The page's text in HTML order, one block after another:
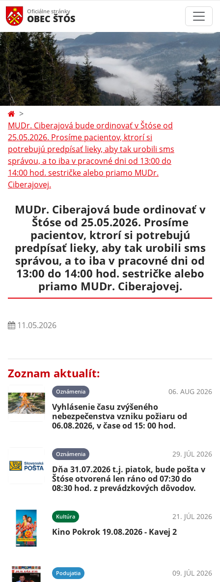
Oficiálne stránky
OBEC ŠTÓS
MUDr. Ciberajová bude ordinovať v Štóse od
25.05.2026. Prosíme pacientov, ktrorí si
potrebujú predpísať lieky, aby tak urobili sms
správou, a to iba v pracovné dni od 13:00 do
14:00 hod. sestričke alebo priamo MUDr.
Ciberajovej.
MUDr. Ciberajová bude ordinovať v
Štóse od 25.05.2026. Prosíme
pacientov, ktrorí si potrebujú
predpísať lieky, aby tak urobili sms
správou, a to iba v pracovné dni od
13:00 do 14:00 hod. sestričke alebo
priamo MUDr. Ciberajovej.
11.05.2026
Zoznam aktualít:
Oznámenia 06. AUG 2026
Vyhlásenie času zvýšeného
nebezpečenstva vzniku požiaru od
06.08.2026, v čase od 15: 00 hod.
Oznámenia 29. JÚL 2026
Dňa 31.07.2026 t.j. piatok, bude pošta v
Štóse otvorená len ráno od 07:30 do
08:30 hod. z prevádzkových dôvodov.
Kultúra 21. JÚL 2026
Kino Pokrok 19.08.2026 - Kavej 2
Podujatia 09. JÚL 2026